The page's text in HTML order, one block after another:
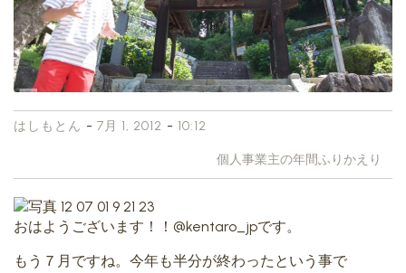
はしもとん - 7月 1, 2012 - 10:12
個人事業主の年間ふりかえり
おはようございます！！@kentaro_jpです。
もう７月ですね。今年も半分が終わったという事で